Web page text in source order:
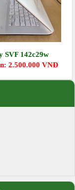
SVF 142c29w
2.500.000 VNĐ